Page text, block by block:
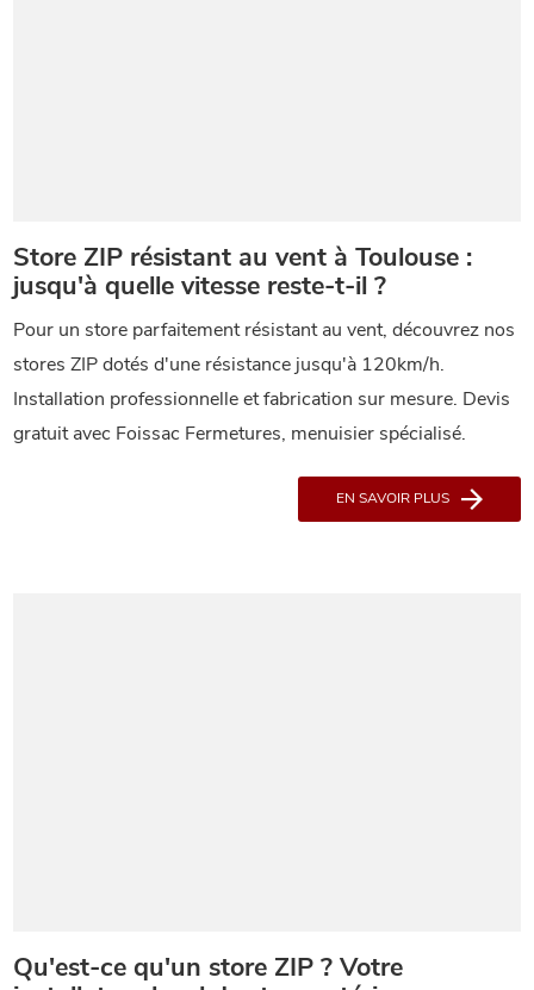
Store ZIP résistant au vent à Toulouse :
jusqu'à quelle vitesse reste-t-il ?
Pour un store parfaitement résistant au vent, découvrez nos
stores ZIP dotés d'une résistance jusqu'à 120km/h.
Installation professionnelle et fabrication sur mesure. Devis
gratuit avec Foissac Fermetures, menuisier spécialisé.
EN SAVOIR PLUS
Qu'est-ce qu'un store ZIP ? Votre